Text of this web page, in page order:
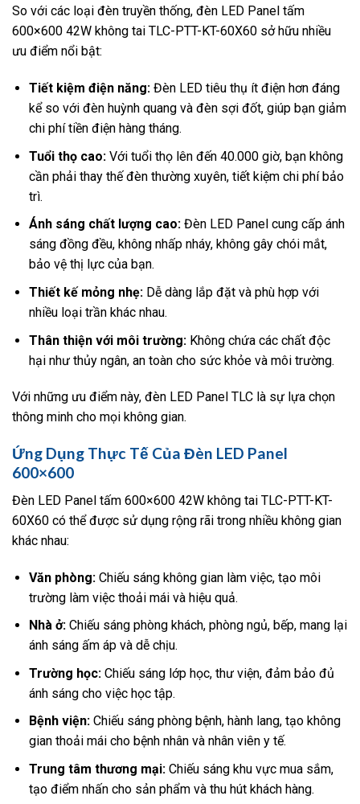
So với các loại đèn truyền thống, đèn LED Panel tấm
600×600 42W không tai TLC-PTT-KT-60X60 sở hữu nhiều
ưu điểm nổi bật:
Tiết kiệm điện năng:Đèn LED tiêu thụ ít điện hơn đáng
kể so với đèn huỳnh quang và đèn sợi đốt, giúp bạn giảm
chi phí tiền điện hàng tháng.
Tuổi thọ cao:Với tuổi thọ lên đến 40.000 giờ, bạn không
cần phải thay thế đèn thường xuyên, tiết kiệm chi phí bảo
trì.
Ánh sáng chất lượng cao:Đèn LED Panel cung cấp ánh
sáng đồng đều, không nhấp nháy, không gây chói mắt,
bảo vệ thị lực của bạn.
Thiết kế mỏng nhẹ:Dễ dàng lắp đặt và phù hợp với
nhiều loại trần khác nhau.
Thân thiện với môi trường:Không chứa các chất độc
hại như thủy ngân, an toàn cho sức khỏe và môi trường.
Với những ưu điểm này, đèn LED Panel TLC là sự lựa chọn
thông minh cho mọi không gian.
Ứng Dụng Thực Tế Của Đèn LED Panel
600×600
Đèn LED Panel tấm 600×600 42W không tai TLC-PTT-KT-
60X60 có thể được sử dụng rộng rãi trong nhiều không gian
khác nhau:
Văn phòng:Chiếu sáng không gian làm việc, tạo môi
trường làm việc thoải mái và hiệu quả.
Nhà ở:Chiếu sáng phòng khách, phòng ngủ, bếp, mang lại
ánh sáng ấm áp và dễ chịu.
Trường học:Chiếu sáng lớp học, thư viện, đảm bảo đủ
ánh sáng cho việc học tập.
Bệnh viện:Chiếu sáng phòng bệnh, hành lang, tạo không
gian thoải mái cho bệnh nhân và nhân viên y tế.
Trung tâm thương mại:Chiếu sáng khu vực mua sắm,
tạo điểm nhấn cho sản phẩm và thu hút khách hàng.